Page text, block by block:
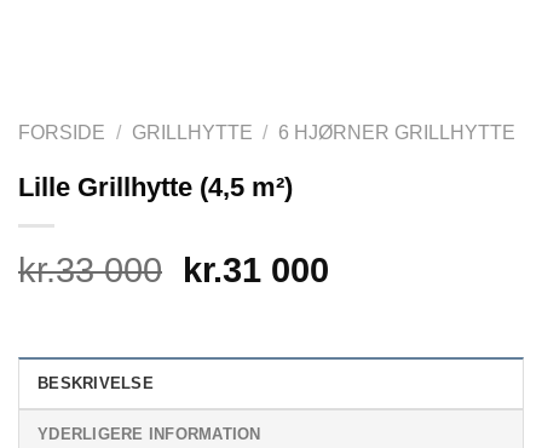
FORSIDE / GRILLHYTTE / 6 HJØRNER GRILLHYTTE
Lille Grillhytte (4,5 m²)
kr.33 000 Original
kr.33
000.
kr.31 000
kr.31
000.
BESKRIVELSE
YDERLIGERE INFORMATION